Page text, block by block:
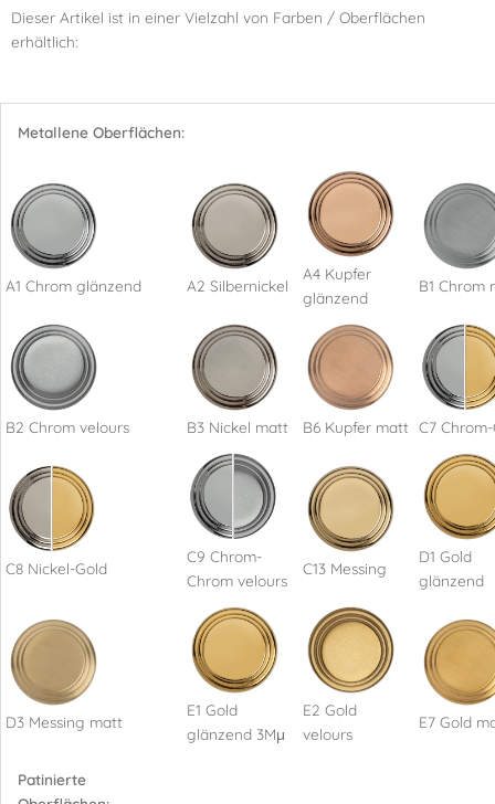
Dieser Artikel ist in einer Vielzahl von Farben / Oberflächen
erhältlich:
Metallene Oberflächen:
A1 Chrom glänzend A2 Silbernickel
A4 Kupfer
glänzend
B1 Chrom
B2 Chrom velours B3 Nickel matt B6 Kupfer matt C7
C8 Nickel-Gold
C9 Chrom-
Chrom velours
C13 Messing
D1 Gold
glänzend
D3 Messing matt
E1 Gold
glänzend 3Mμ
E2 Gold
velours
E7 Gold
Patinierte